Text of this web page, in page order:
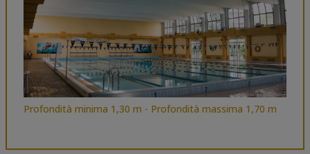
Profondità minima 1,30 m - Profondità massima 1,70 m